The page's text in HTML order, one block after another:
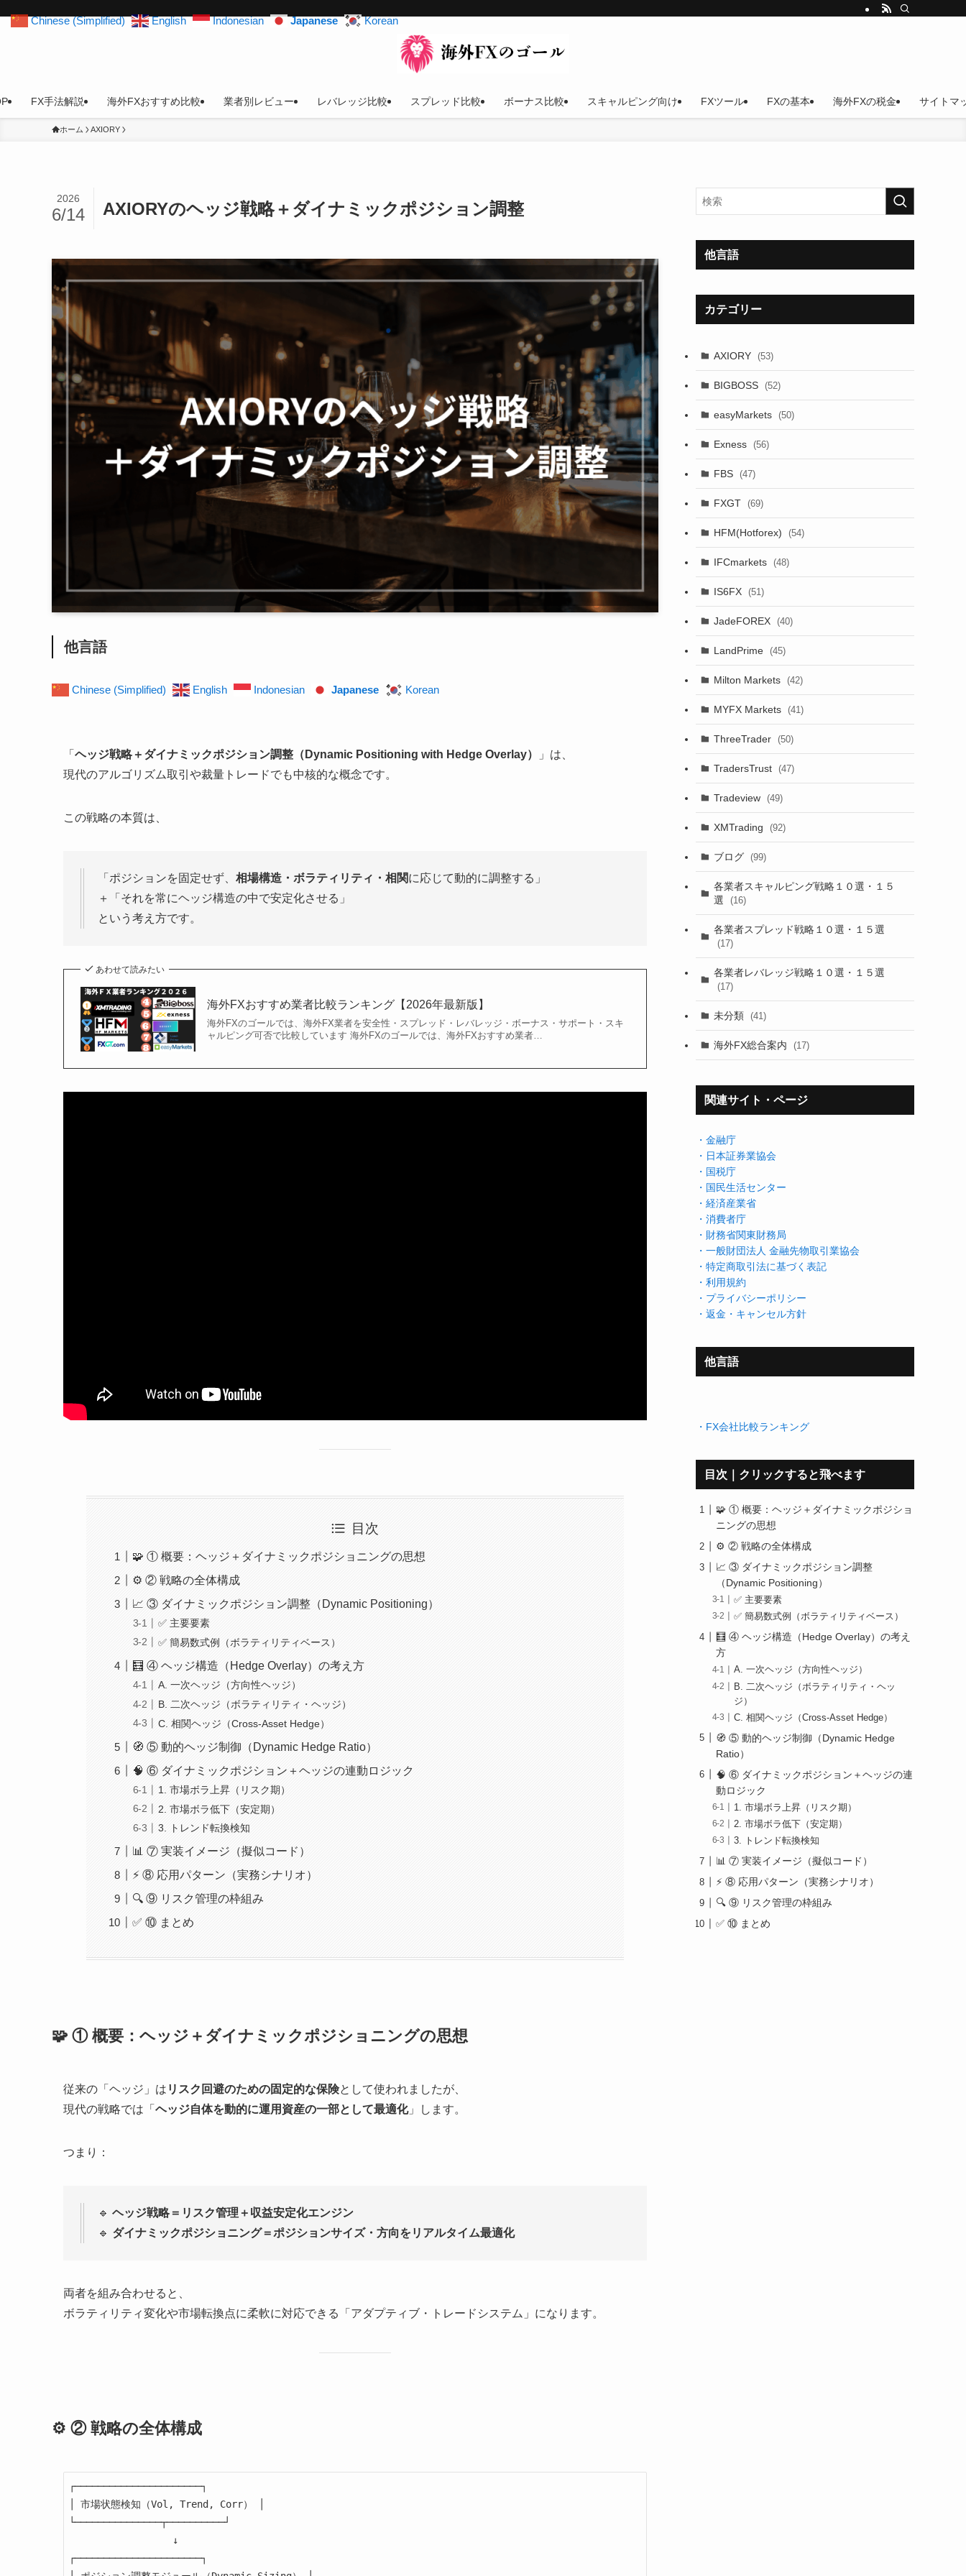
FX手法解説 海外FXおすすめ比較 業者別レビュー レバレッジ比較 スプレッド比較 ボーナス比較 スキャルピング向け FXツール FXの基本 海外FXの税金 サイトマ
ホーム AXIORY
AXIORYのヘッジ戦略＋ダイナミックポジション調整
2026
6/14
他言語
Chinese (Simplified) English Indonesian Japanese Korean
「 ヘッジ戦略＋ダイナミックポジション調整（Dynamic Positioning with Hedge Overlay）
」は、
現代のアルゴリズム取引や裁量トレードでも中核的な概念です。
この戦略の本質は、
「ポジションを固定せず、 相場構造・ボラティリティ・相関に応じて動的に調整する」
＋「それを常にヘッジ構造の中で安定化させる」
という考え方です。
あわせて読みたい
海外FXおすすめ業者比較ランキング【2026年最新版】
海外FXのゴールでは、海外FX業者を安全性・スプレッド・レバレッジ・ボーナス・サポート・スキ
ャルピング可否で比較しています 海外FXのゴールでは、海外FXおすすめ業者…
目次
🧩 ① 概要：ヘッジ＋ダイナミックポジショニングの思想
⚙️ ② 戦略の全体構成
📈 ③ ダイナミックポジション調整（Dynamic Positioning）
✅ 主要要素
✅ 簡易数式例（ボラティリティベース）
🧮 ④ ヘッジ構造（Hedge Overlay）の考え方
A. 一次ヘッジ（方向性ヘッジ）
B. 二次ヘッジ（ボラティリティ・ヘッジ）
C. 相関ヘッジ（Cross-Asset Hedge）
🧭 ⑤ 動的ヘッジ制御（Dynamic Hedge Ratio）
🧠 ⑥ ダイナミックポジション＋ヘッジの連動ロジック
1. 市場ボラ上昇（リスク期）
2. 市場ボラ低下（安定期）
3. トレンド転換検知
📊 ⑦ 実装イメージ（擬似コード）
⚡ ⑧ 応用パターン（実務シナリオ）
🔍 ⑨ リスク管理の枠組み
✅ ⑩ まとめ
🧩 ① 概要：ヘッジ＋ダイナミックポジショニングの思想
従来の「ヘッジ」は リスク回避のための固定的な保険として使われましたが、
現代の戦略では「 ヘッジ自体を動的に運用資産の一部として最適化」します。
つまり：
🔹 ヘッジ戦略＝リスク管理＋収益安定化エンジン
🔹 ダイナミックポジショニング＝ポジションサイズ・方向をリアルタイム最適化
両者を組み合わせると、
ボラティリティ変化や市場転換点に柔軟に対応できる「アダプティブ・トレードシステム」になります。
⚙️ ② 戦略の全体構成
┌──────────────────────┐
│ 市場状態検知（Vol, Trend, Corr） │
└───────────────┬──────────┘
┌──────────────────────┐
他言語
カテゴリー
AXIORY (53)
BIGBOSS (52)
easyMarkets (50)
Exness (56)
FBS (47)
FXGT (69)
HFM(Hotforex) (54)
IFCmarkets (48)
IS6FX (51)
JadeFOREX (40)
LandPrime (45)
Milton Markets (42)
MYFX Markets (41)
ThreeTrader (50)
TradersTrust (47)
Tradeview (49)
XMTrading (92)
ブログ (99)
各業者スキャルピング戦略１０選・１５
選
(16)
各業者スプレッド戦略１０選・１５選
(17)
各業者レバレッジ戦略１０選・１５選
(17)
未分類 (41)
海外FX総合案内 (17)
関連サイト・ページ
・金融庁
・日本証券業協会
・国税庁
・国民生活センター
・経済産業省
・消費者庁
・財務省関東財務局
・一般財団法人 金融先物取引業協会
・特定商取引法に基づく表記
・利用規約
・プライバシーポリシー
・返金・キャンセル方針
他言語
・FX会社比較ランキング
目次｜クリックすると飛べます
🧩 ① 概要：ヘッジ＋ダイナミックポジショ
ニングの思想
⚙️ ② 戦略の全体構成
📈 ③ ダイナミックポジション調整
（Dynamic Positioning）
✅ 主要要素
✅ 簡易数式例（ボラティリティベース）
🧮 ④ ヘッジ構造（Hedge Overlay）の考え
方
A. 一次ヘッジ（方向性ヘッジ）
B. 二次ヘッジ（ボラティリティ・ヘッ
ジ）
C. 相関ヘッジ（Cross-Asset Hedge）
🧭 ⑤ 動的ヘッジ制御（Dynamic Hedge
Ratio）
🧠 ⑥ ダイナミックポジション＋ヘッジの連
動ロジック
1. 市場ボラ上昇（リスク期）
2. 市場ボラ低下（安定期）
3. トレンド転換検知
📊 ⑦ 実装イメージ（擬似コード）
⚡ ⑧ 応用パターン（実務シナリオ）
🔍 ⑨ リスク管理の枠組み
✅ ⑩ まとめ
Chinese (Simplified) English Indonesian Japanese Korean